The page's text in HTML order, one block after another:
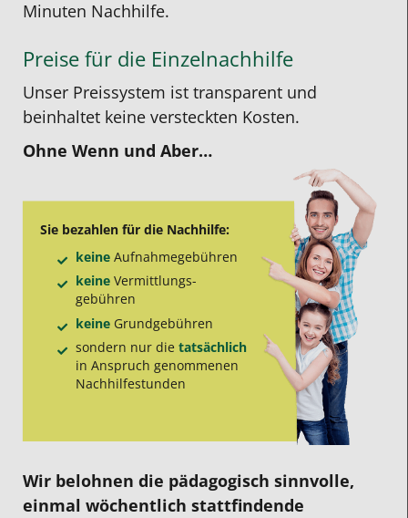
Minuten Nachhilfe.
Preise für die Einzelnachhilfe
Unser Preissystem ist transparent und
beinhaltet keine versteckten Kosten.
Ohne Wenn und Aber…
Sie bezahlen für die Nachhilfe:
keineAufnahme­gebühren
keineVermittlungs­
gebühren
keineGrund­gebühren
sondern nur die tatsächlich
in Anspruch genommenen
Nachhilfe­stunden
Wir belohnen die pädagogisch sinnvolle,
einmal wöchentlich stattfindende